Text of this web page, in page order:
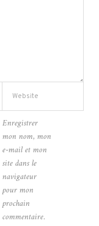
Enregistrer
mon nom, mon
e-mail et mon
site dans le
navigateur
pour mon
prochain
commentaire.